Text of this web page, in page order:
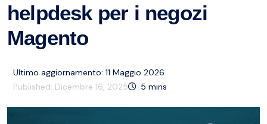
helpdesk per i negozi
Magento
Ultimo aggiornamento: 11 Maggio 2026
Published: Dicembre 16, 2025 5 mins